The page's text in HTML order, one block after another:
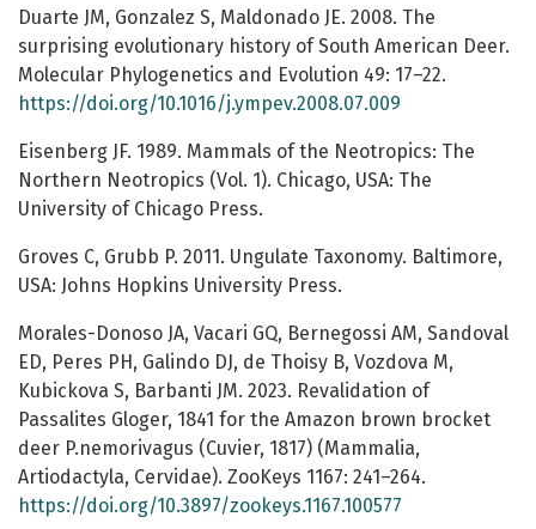
Duarte JM, Gonzalez S, Maldonado JE. 2008. The
surprising evolutionary history of South American Deer.
Molecular Phylogenetics and Evolution 49: 17–22.
https://doi.org/10.1016/j.ympev.2008.07.009
Eisenberg JF. 1989. Mammals of the Neotropics: The
Northern Neotropics (Vol. 1). Chicago, USA: The
University of Chicago Press.
Groves C, Grubb P. 2011. Ungulate Taxonomy. Baltimore,
USA: Johns Hopkins University Press.
Morales-Donoso JA, Vacari GQ, Bernegossi AM, Sandoval
ED, Peres PH, Galindo DJ, de Thoisy B, Vozdova M,
Kubickova S, Barbanti JM. 2023. Revalidation of
Passalites Gloger, 1841 for the Amazon brown brocket
deer P.nemorivagus (Cuvier, 1817) (Mammalia,
Artiodactyla, Cervidae). ZooKeys 1167: 241–264.
https://doi.org/10.3897/zookeys.1167.100577